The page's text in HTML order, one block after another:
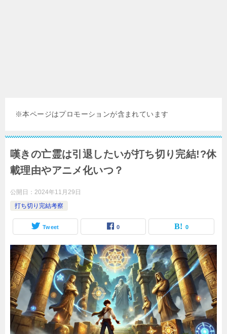
※本ページはプロモーションが含まれています
嘆きの亡霊は引退したいが打ち切り完結!?休
載理由やアニメ化いつ？
公開日： 2024年11月29日
打ち切り完結考察
Tweet 0 0